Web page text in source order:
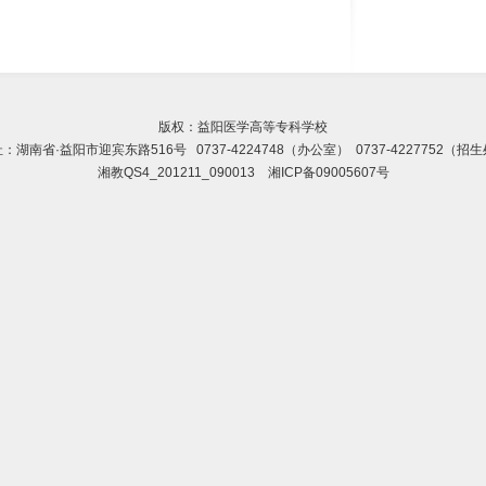
版权：益阳医学高等专科学校
：湖南省·益阳市迎宾东路516号 0737-4224748（办公室） 0737-4227752（招生
湘教QS4_201211_090013 湘ICP备09005607号